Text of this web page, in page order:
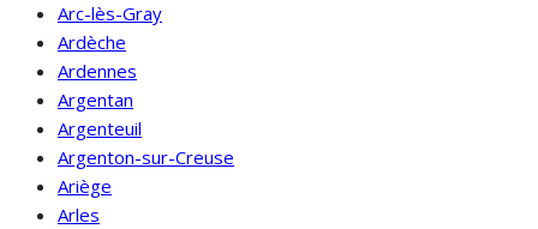
Arc-lès-Gray
Ardèche
Ardennes
Argentan
Argenteuil
Argenton-sur-Creuse
Ariège
Arles